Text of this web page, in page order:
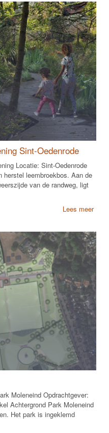
Sint-Oedenrode
Locatie: Sint-Oedenrode
herstel leembroekbos. Aan de
van de randweg, ligt
Lees meer
Moleneind Opdrachtgever:
Achtergrond Park Moleneind
Het park is ingeklemd